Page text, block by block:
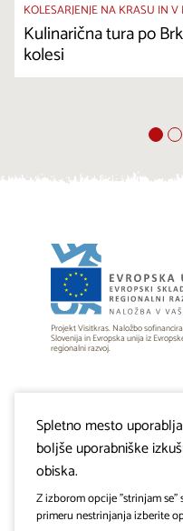
KOLESARJENJE NA KRASU IN
Kulinarična tura po
kolesi
Projekt Visitkras. Naložbo
Slovenija in Evropska unija iz
regionalni razvoj.
Spletno mesto
boljše uporabniške
obiska.
Z izborom opcije "strinjam
primeru nestrinjanja izberite